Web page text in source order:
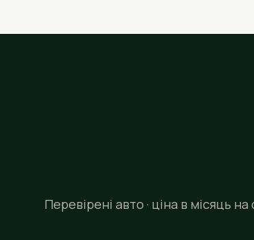
Перевірені авто · ціна в місяць